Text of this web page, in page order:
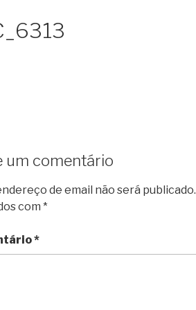
um comentário
de email não será publicado.
com *
*